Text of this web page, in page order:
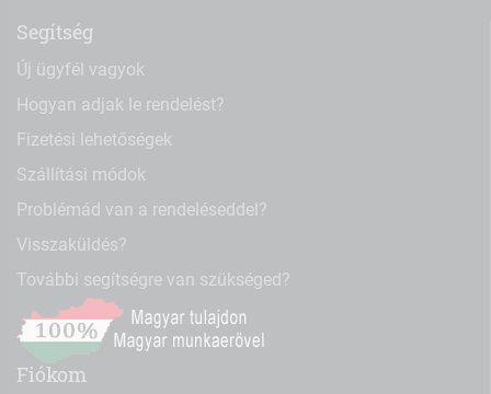
Segítség
Új ügyfél vagyok
Hogyan adjak le rendelést?
Fizetési lehetőségek
Szállítási módok
Problémád van a rendeléseddel?
Visszaküldés?
További segítségre van szükséged?
Fiókom